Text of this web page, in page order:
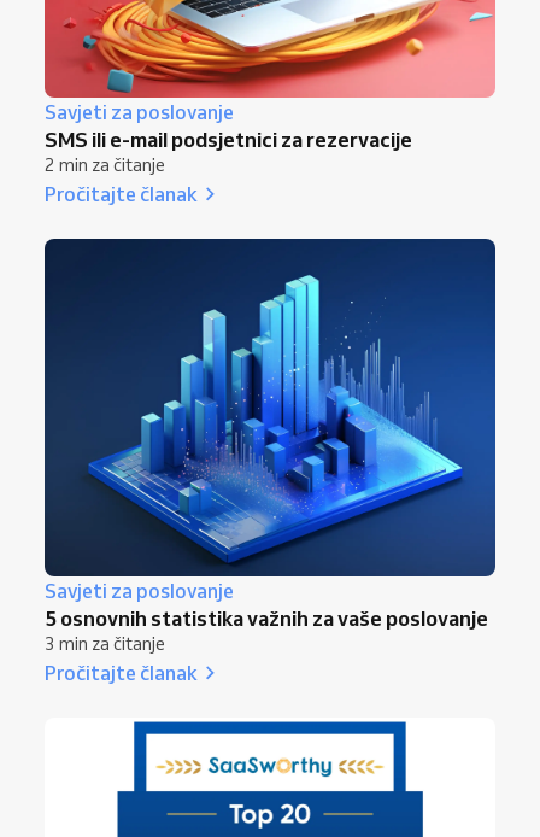
Savjeti za poslovanje
SMS ili e-mail podsjetnici za rezervacije
2 min za čitanje
Pročitajte članak
Savjeti za poslovanje
5 osnovnih statistika važnih za vaše poslovanje
3 min za čitanje
Pročitajte članak